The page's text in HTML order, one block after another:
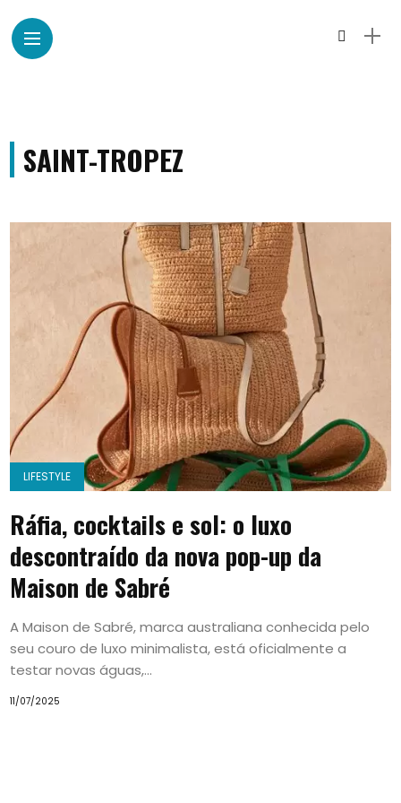
SAINT-TROPEZ
LIFESTYLE
Ráfia, cocktails e sol: o luxo
descontraído da nova pop-up da
Maison de Sabré
A Maison de Sabré, marca australiana conhecida pelo
seu couro de luxo minimalista, está oficialmente a
testar novas águas,...
11/07/2025